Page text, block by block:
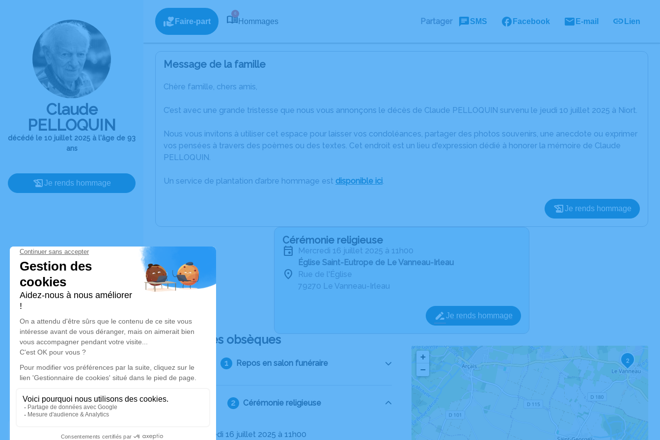
Claude
PELLOQUIN
décédé le 10 juillet 2025 à l'âge de 93
ans
Je rends hommage
Faire-part
6
Hommages Partager SMS Facebook E-mail Lien
Message de la famille
Chère famille, chers amis,
C’est avec une grande tristesse que nous vous annonçons le décès de Claude PELLOQUIN survenu le jeudi 10 juillet 2025 à Niort.
Nous vous invitons à utiliser cet espace pour laisser vos condoléances, partager des photos souvenirs, une anecdote ou exprimer
vos pensées à travers des poèmes ou des textes. Cet endroit est un lieu d'expression dédié à honorer la mémoire de Claude
PELLOQUIN.
Un service de plantation d’arbre hommage est disponible ici.
Je rends hommage
Cérémonie religieuse
mercredi 16 juillet 2025 à 11h00
Église Saint-Eutrope de Le Vanneau-Irleau
Rue de l'Église
79270 Le Vanneau-Irleau
Je rends hommage
Déroulé des obsèques
Repos en salon funéraire
Cérémonie religieuse
Le mercredi 16 juillet 2025 à 11h00
2
+
−